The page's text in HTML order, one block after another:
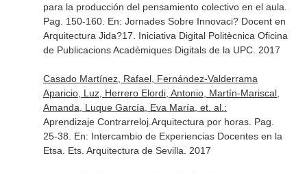
para la producción del pensamiento colectivo en el aula.
Pag. 150-160. En: Jornades Sobre Innovaci? Docent en
Arquitectura Jida?17 . Iniciativa Digital Politècnica Oficina
de Publicacions Acadèmiques Digitals de la UPC. 2017
Casado Martínez, Rafael, Fernández-Valderrama
Aparicio, Luz, Herrero Elordi, Antonio, Martín-Mariscal,
Amanda, Luque García, Eva María, et. al.:
Aprendizaje Contrarreloj.Arquitectura por horas. Pag.
25-38. En: Intercambio de Experiencias Docentes en la
Etsa . Ets. Arquitectura de Sevilla. 2017